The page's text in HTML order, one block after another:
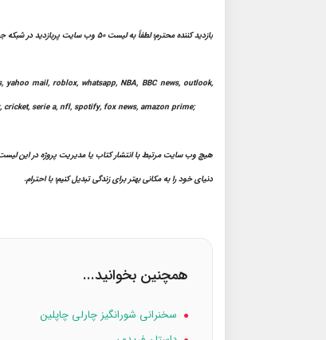
بازدید کننده محترم؛ لطفاً به لیست 50 وب سایت پربازدید در شبکه جهانی وب نگاهی بیندازید:
mail, roblox, whatsapp, NBA, BBC news, outlook,
serie a, nfl, spotify, fox news, amazon prime;
هیچ وب سایت مرتبط با انتشار کتاب یا مدیریت پروژه در این لیست
دنیای خود را به مکانی بهتر برای زندگی تبدیل کنیم؛ با احترام.
همچنین بخوانید...
سخنرانی شورانگیز چارلی چاپلین